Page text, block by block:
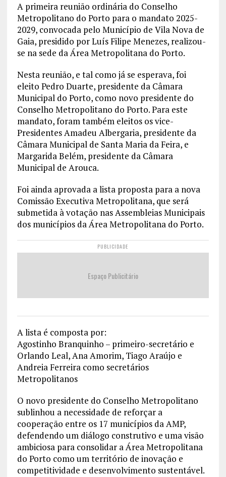
A primeira reunião ordinária do Conselho
Metropolitano do Porto para o mandato 2025-
2029, convocada pelo Município de Vila Nova de
Gaia, presidido por Luís Filipe Menezes, realizou-
se na sede da Área Metropolitana do Porto.
Nesta reunião, e tal como já se esperava, foi
eleito Pedro Duarte, presidente da Câmara
Municipal do Porto, como novo presidente do
Conselho Metropolitano do Porto. Para este
mandato, foram também eleitos os vice-
Presidentes Amadeu Albergaria, presidente da
Câmara Municipal de Santa Maria da Feira, e
Margarida Belém, presidente da Câmara
Municipal de Arouca.
Foi ainda aprovada a lista proposta para a nova
Comissão Executiva Metropolitana, que será
submetida à votação nas Assembleias Municipais
dos municípios da Área Metropolitana do Porto.
PUBLICIDADE
Espaço Publicitário
A lista é composta por:
Agostinho Branquinho – primeiro-secretário e
Orlando Leal, Ana Amorim, Tiago Araújo e
Andreia Ferreira como secretários
Metropolitanos
O novo presidente do Conselho Metropolitano
sublinhou a necessidade de reforçar a
cooperação entre os 17 municípios da AMP,
defendendo um diálogo construtivo e uma visão
ambiciosa para consolidar a Área Metropolitana
do Porto como um território de inovação e
competitividade e desenvolvimento sustentável.